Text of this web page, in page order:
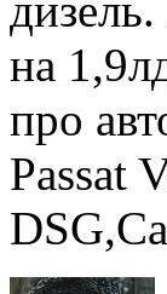
на
про
Passat